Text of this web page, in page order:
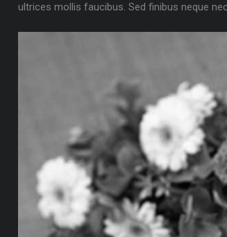
ultrices mollis faucibus. Sed finibus neque